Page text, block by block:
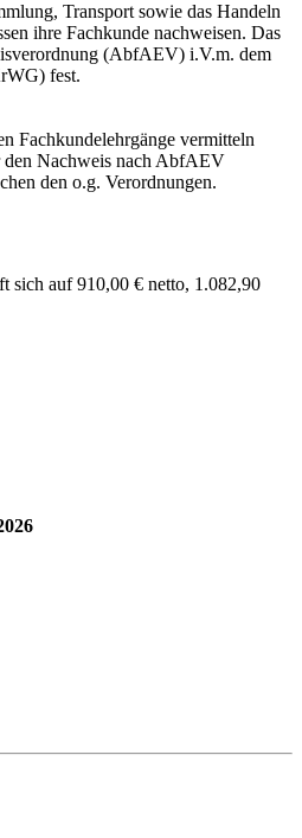
Transport sowie das Handeln
ihre Fachkunde nachweisen. Das
(AbfAEV) i.V.m. dem
fest.
Fachkundelehrgänge vermitteln
den Nachweis nach AbfAEV
den o.g. Verordnungen.
sich auf 910,00 € netto, 1.082,90